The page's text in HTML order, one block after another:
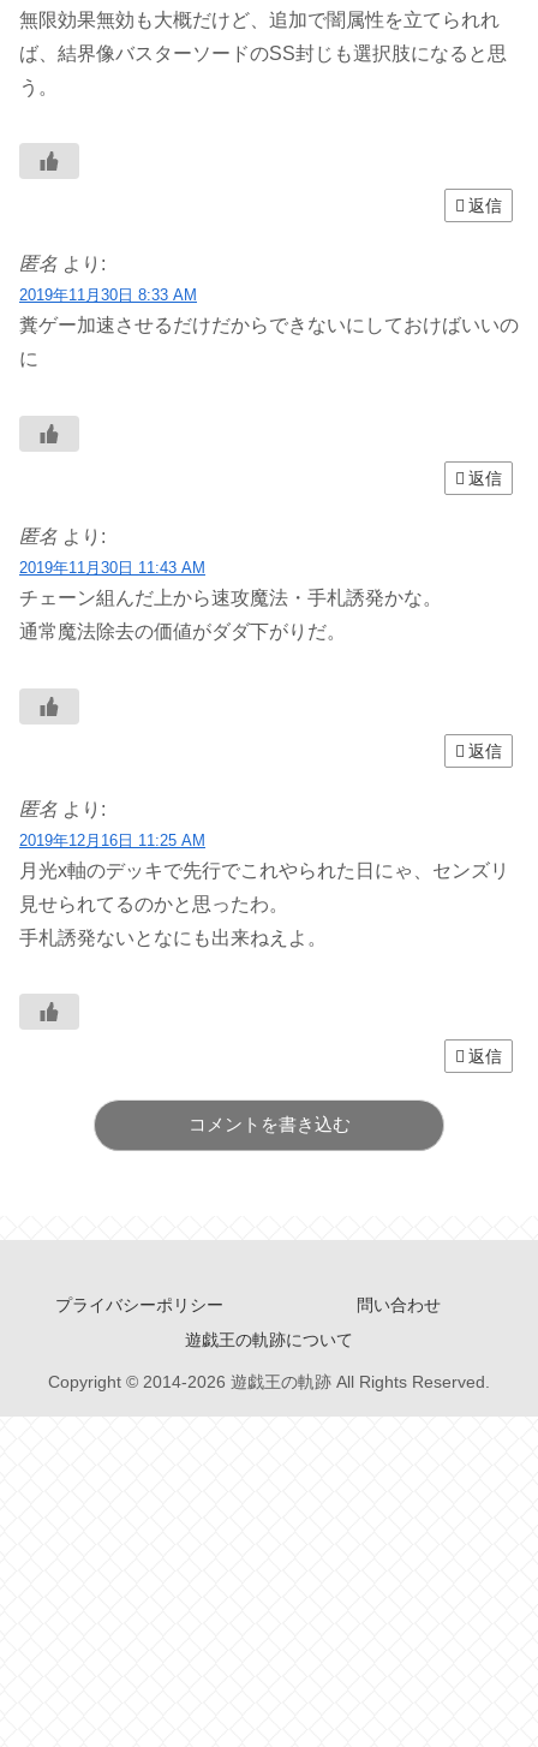
無限効果無効も大概だけど、追加で闇属性を立てられれ
ば、結界像バスターソードのSS封じも選択肢になると思
う。
返信
匿名 より:
2019年11月30日 8:33 AM
糞ゲー加速させるだけだからできないにしておけばいいの
に
返信
匿名 より:
2019年11月30日 11:43 AM
チェーン組んだ上から速攻魔法・手札誘発かな。
通常魔法除去の価値がダダ下がりだ。
返信
匿名 より:
2019年12月16日 11:25 AM
月光x軸のデッキで先行でこれやられた日にゃ、センズリ
見せられてるのかと思ったわ。
手札誘発ないとなにも出来ねえよ。
返信
コメントを書き込む
プライバシーポリシー
問い合わせ
遊戯王の軌跡について
Copyright © 2014-2026 遊戯王の軌跡 All Rights Reserved.